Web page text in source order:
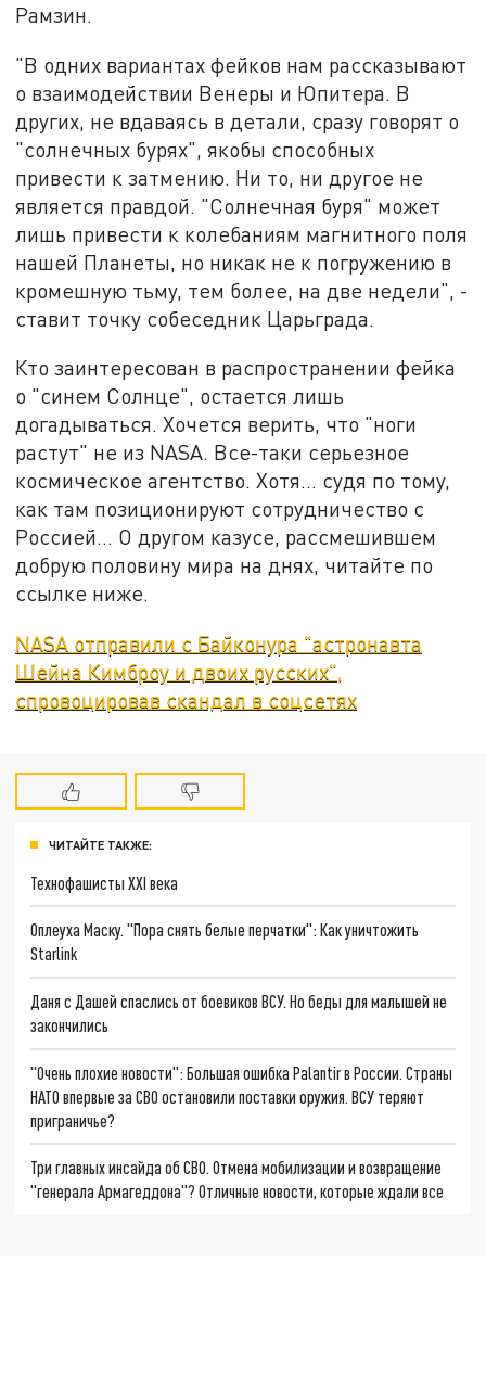
Рамзин.
"В одних вариантах фейков нам рассказывают
о взаимодействии Венеры и Юпитера. В
других, не вдаваясь в детали, сразу говорят о
"солнечных бурях", якобы способных
привести к затмению. Ни то, ни другое не
является правдой. "Солнечная буря" может
лишь привести к колебаниям магнитного поля
нашей Планеты, но никак не к погружению в
кромешную тьму, тем более, на две недели", -
ставит точку собеседник Царьграда.
Кто заинтересован в распространении фейка
о "синем Солнце", остается лишь
догадываться. Хочется верить, что "ноги
растут" не из NASA. Все-таки серьезное
космическое агентство. Хотя... судя по тому,
как там позиционируют сотрудничество с
Россией... О другом казусе, рассмешившем
добрую половину мира на днях, читайте по
ссылке ниже.
NASA отправили с Байконура "астронавта
Шейна Кимброу и двоих русских",
спровоцировав скандал в соцсетях
ЧИТАЙТЕ ТАКЖЕ:
Технофашисты XXI века
Оплеуха Маску. "Пора снять белые перчатки": Как уничтожить
Starlink
Даня с Дашей спаслись от боевиков ВСУ. Но беды для малышей не
закончились
"Очень плохие новости": Большая ошибка Palantir в России. Страны
НАТО впервые за СВО остановили поставки оружия. ВСУ теряют
приграничье?
Три главных инсайда об СВО. Отмена мобилизации и возвращение
"генерала Армагеддона"? Отличные новости, которые ждали все